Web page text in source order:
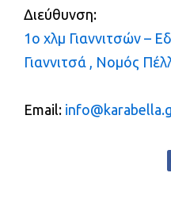
Διεύθυνση:
1ο χλμ Γιαννιτσών –
Γιαννιτσά , Νομός
Email: